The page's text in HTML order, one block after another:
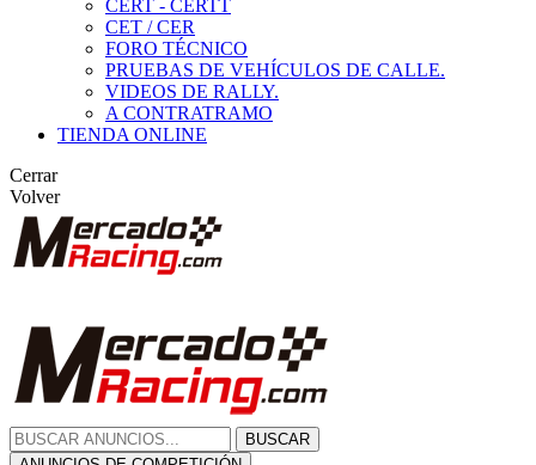
CERT - CERTT
CET / CER
FORO TÉCNICO
PRUEBAS DE VEHÍCULOS DE CALLE.
VIDEOS DE RALLY.
A CONTRATRAMO
TIENDA ONLINE
Cerrar
Volver
BUSCAR
ANUNCIOS DE COMPETICIÓN